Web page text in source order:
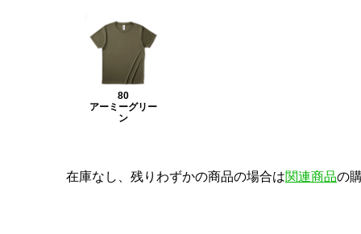
80
アーミーグリー
ン
在庫なし、残りわずかの商品の場合は関連商品の